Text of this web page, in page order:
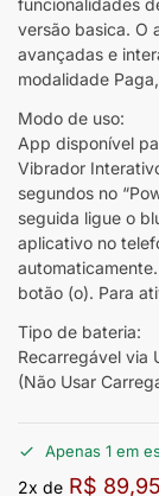
versão basica. O
avançadas e
modalidade
Modo de uso:
App disponível
Vibrador
segundos no
seguida ligue o
aplicativo no
botão (o). Para
Tipo de bateria:
Recarregável via
(Não Usar
Apenas 1 em
2x de R$ 89,95